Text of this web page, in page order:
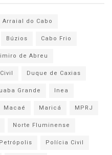
Arraial do Cabo
Búzios
Cabo Frio
de Abreu
Duque de Caxias
Grande
Inea
Macaé Maricá
MPRJ
Norte Fluminense
Petrópolis
Polícia Civil